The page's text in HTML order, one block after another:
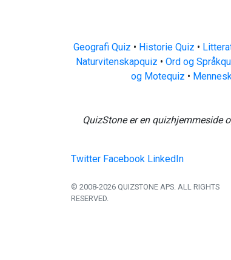
Geografi Quiz • Historie Quiz •
Naturvitenskapquiz • Ord og
og Motequiz •
QuizStone er en quizhjemmeside
Twitter Facebook LinkedIn
© 2008-2026 QUIZSTONE APS. ALL RIGHTS
RESERVED.